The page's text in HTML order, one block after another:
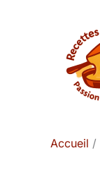
Accueil